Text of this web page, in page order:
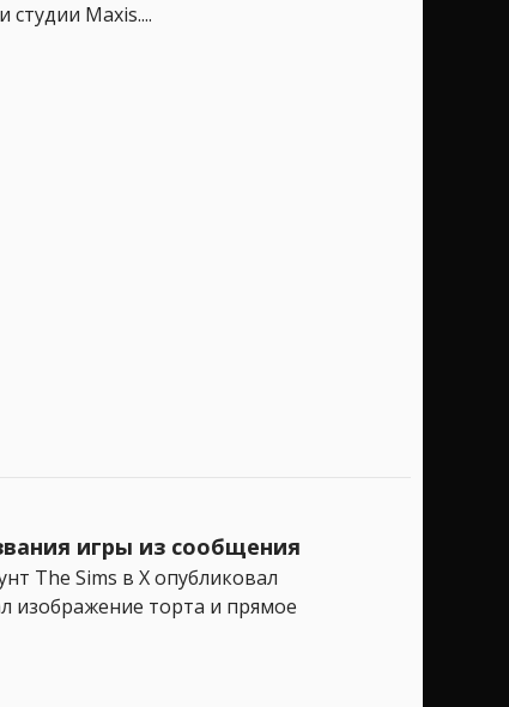
Maxis....
игры из сообщения
The Sims в X опубликовал
изображение торта и прямое